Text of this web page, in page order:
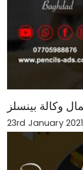
وكالة بينسلز
23rd January 2021